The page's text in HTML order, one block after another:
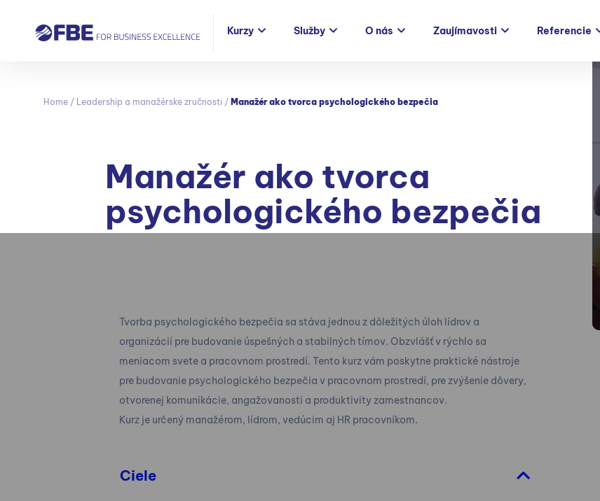
Kurzy Služby O nás Zaujímavosti Referencie
Home / Leadership a manažérske zručnosti / Manažér ako tvorca psychologického bezpečia
Manažér ako tvorca
psychologického bezpečia
Tvorba psychologického bezpečia sa stáva jednou z dôležitých úloh lídrov a
organizácií pre budovanie úspešných a stabilných tímov. Obzvlášť v rýchlo sa
meniacom svete a pracovnom prostredí. Tento kurz vám poskytne praktické nástroje
pre budovanie psychologického bezpečia v pracovnom prostredí, pre zvýšenie dôvery,
otvorenej komunikácie, angažovanosti a produktivity zamestnancov.
Kurz je určený manažérom, lídrom, vedúcim aj HR pracovníkom.
Ciele